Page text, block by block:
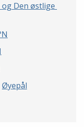
Den østlige
Øyepål